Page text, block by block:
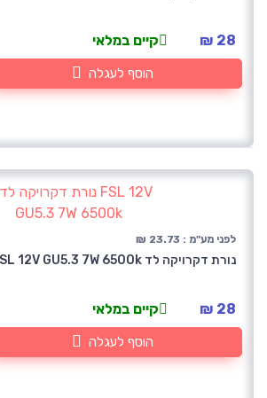
28 ₪ קיים במלאי
הוסף לעגלה
לפני מע"מ : 23.73 ₪
נורת דקרויקה לד FSL 12V GU5.3 7W 6500k
28 ₪ קיים במלאי
הוסף לעגלה